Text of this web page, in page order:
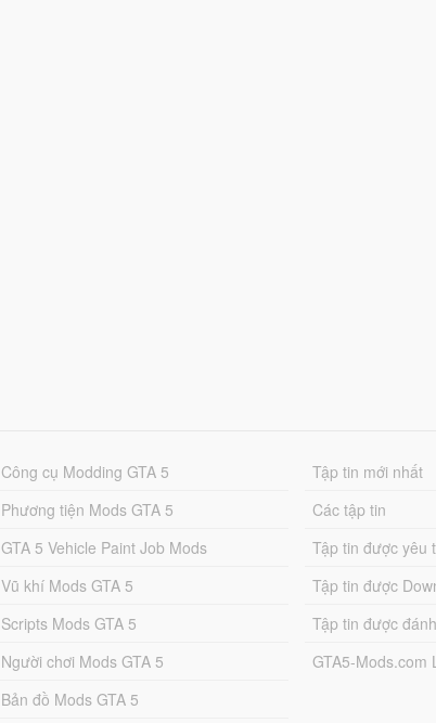
Công cụ Modding GTA 5
Phương tiện Mods GTA 5
GTA 5 Vehicle Paint Job Mods
Vũ khí Mods GTA 5
Scripts Mods GTA 5
Người chơi Mods GTA 5
Bản đồ Mods GTA 5
Tập tin mới nhất
Các tập tin
Tập tin được yêu
Tập tin được
Tập tin được
GTA5-Mods.com